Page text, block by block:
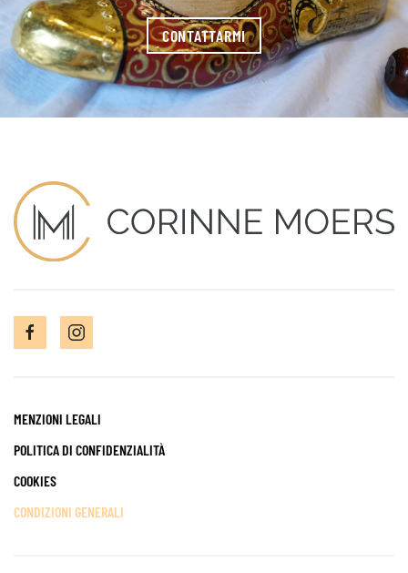
CONTATTARMI
MENZIONI LEGALI
POLITICA DI CONFIDENZIALITÀ
COOKIES
CONDIZIONI GENERALI